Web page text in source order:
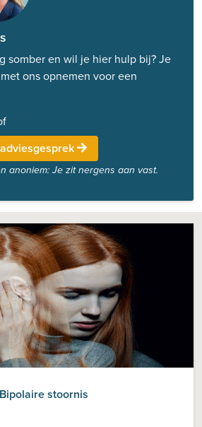
somber en wil je hier hulp bij? Je
ons opnemen voor een
anoniem: Je zit nergens aan vast.
Bipolaire stoornis